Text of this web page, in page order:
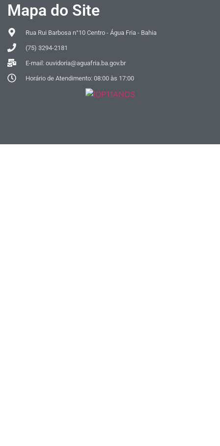
Mapa do Site
Rua Rui Barbosa n°10 Centro - Água Fria - Bahia
(75) 3294-2181
E-mail: ouvidoria@aguafria.ba.gov.br
Horário de Atendimento: 08:00 às 17:00